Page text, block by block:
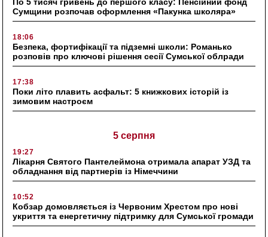
Сумщини розпочав оформлення «Пакунка школяра»
18:06
Безпека, фортифікації та підземні школи: Романько
розповів про ключові рішення сесії Сумської облради
17:38
Поки літо плавить асфальт: 5 книжкових історій із
зимовим настроєм
5 серпня
19:27
Лікарня Святого Пантелеймона отримала апарат УЗД та
обладнання від партнерів із Німеччини
10:52
Кобзар домовляється із Червоним Хрестом про нові
укриття та енергетичну підтримку для Сумської громади